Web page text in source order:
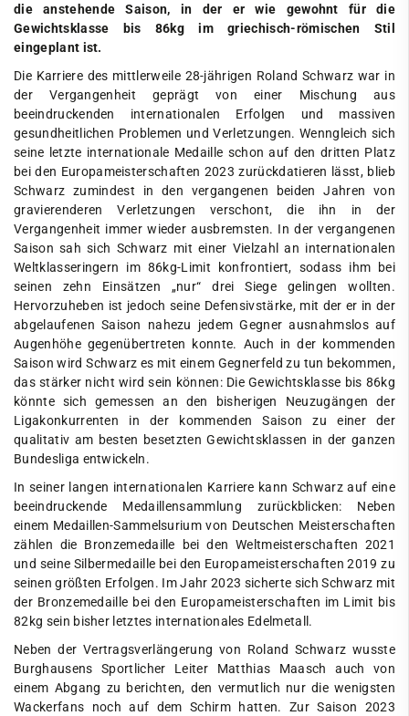
die anstehende Saison, in der er wie gewohnt für die
Gewichtsklasse bis 86kg im griechisch-römischen Stil
eingeplant ist.
Die Karriere des mittlerweile 28-jährigen Roland Schwarz war in
der Vergangenheit geprägt von einer Mischung aus
beeindruckenden internationalen Erfolgen und massiven
gesundheitlichen Problemen und Verletzungen. Wenngleich sich
seine letzte internationale Medaille schon auf den dritten Platz
bei den Europameisterschaften 2023 zurückdatieren lässt, blieb
Schwarz zumindest in den vergangenen beiden Jahren von
gravierenderen Verletzungen verschont, die ihn in der
Vergangenheit immer wieder ausbremsten. In der vergangenen
Saison sah sich Schwarz mit einer Vielzahl an internationalen
Weltklasseringern im 86kg-Limit konfrontiert, sodass ihm bei
seinen zehn Einsätzen „nur“ drei Siege gelingen wollten.
Hervorzuheben ist jedoch seine Defensivstärke, mit der er in der
abgelaufenen Saison nahezu jedem Gegner ausnahmslos auf
Augenhöhe gegenübertreten konnte. Auch in der kommenden
Saison wird Schwarz es mit einem Gegnerfeld zu tun bekommen,
das stärker nicht wird sein können: Die Gewichtsklasse bis 86kg
könnte sich gemessen an den bisherigen Neuzugängen der
Ligakonkurrenten in der kommenden Saison zu einer der
qualitativ am besten besetzten Gewichtsklassen in der ganzen
Bundesliga entwickeln.
In seiner langen internationalen Karriere kann Schwarz auf eine
beeindruckende Medaillensammlung zurückblicken: Neben
einem Medaillen-Sammelsurium von Deutschen Meisterschaften
zählen die Bronzemedaille bei den Weltmeisterschaften 2021
und seine Silbermedaille bei den Europameisterschaften 2019 zu
seinen größten Erfolgen. Im Jahr 2023 sicherte sich Schwarz mit
der Bronzemedaille bei den Europameisterschaften im Limit bis
82kg sein bisher letztes internationales Edelmetall.
Neben der Vertragsverlängerung von Roland Schwarz wusste
Burghausens Sportlicher Leiter Matthias Maasch auch von
einem Abgang zu berichten, den vermutlich nur die wenigsten
Wackerfans noch auf dem Schirm hatten. Zur Saison 2023